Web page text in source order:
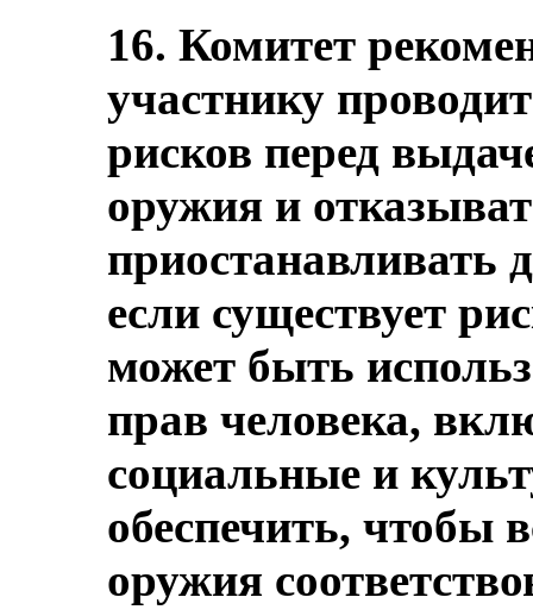
16. Комитет
участнику
рисков перед
оружия и
приостанавливать
если существует
может быть
прав человека,
социальные и
обеспечить, чтобы
оружия